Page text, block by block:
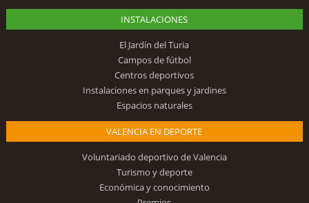
INSTALACIONES
El Jardín del Turia
Campos de fútbol
Centros deportivos
Instalaciones en parques y jardines
Espacios naturales
VALENCIA EN DEPORTE
Voluntariado deportivo de Valencia
Turismo y deporte
Económica y conocimiento